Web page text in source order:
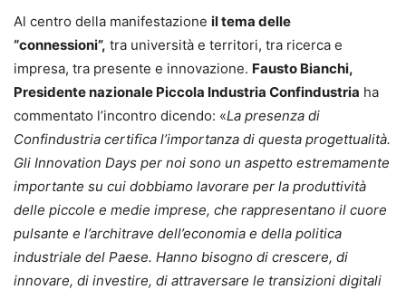
Al centro della manifestazione il tema delle
“connessioni”, tra università e territori, tra ricerca e
impresa, tra presente e innovazione. Fausto Bianchi,
Presidente nazionale Piccola Industria Confindustria ha
commentato l’incontro dicendo: «La presenza di
Confindustria certifica l’importanza di questa progettualità.
Gli Innovation Days per noi sono un aspetto estremamente
importante su cui dobbiamo lavorare per la produttività
delle piccole e medie imprese, che rappresentano il cuore
pulsante e l’architrave dell’economia e della politica
industriale del Paese. Hanno bisogno di crescere, di
innovare, di investire, di attraversare le transizioni digitali